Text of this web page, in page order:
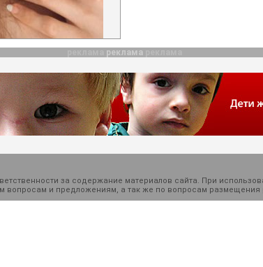
реклама
за содержание материалов сайта. При
вопросам и предложениям, а так же по вопросам